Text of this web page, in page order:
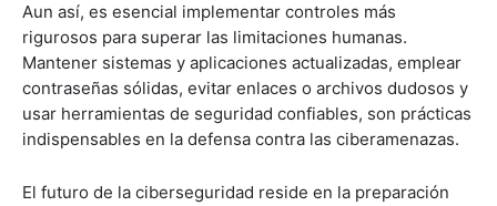
Aun así, es esencial implementar controles más
rigurosos para superar las limitaciones humanas.
Mantener sistemas y aplicaciones actualizadas, emplear
contraseñas sólidas, evitar enlaces o archivos dudosos y
usar herramientas de seguridad confiables, son prácticas
indispensables en la defensa contra las ciberamenazas.
El futuro de la ciberseguridad reside en la preparación